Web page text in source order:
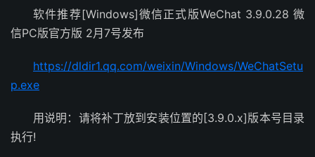
软件推荐[Windows]微信正式版WeChat 3.9.0.28 微
信PC版官方版 2月7号发布
https://dldir1.qq.com/weixin/Windows/WeChatSetu
p.exe
用说明：请将补丁放到安装位置的[3.9.0.x]版本号目录
执行!